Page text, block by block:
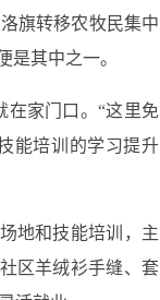
旗转移农牧民集中
是其中之一。
在家门口。“这里免
能培训的学习提升
地和技能培训，主
区羊绒衫手缝、套